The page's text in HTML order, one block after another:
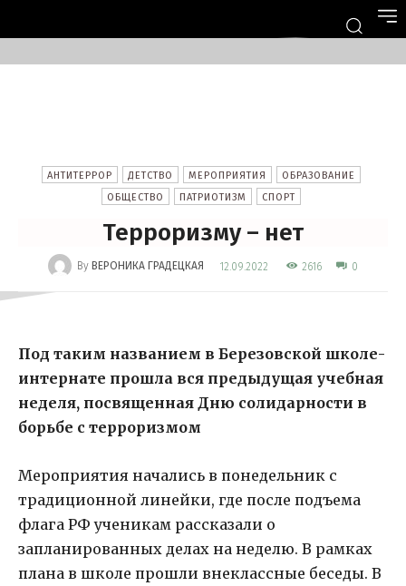
АНТИТЕРРОР ДЕТСТВО МЕРОПРИЯТИЯ
ОБРАЗОВАНИЕ
ОБЩЕСТВО
ПАТРИОТИЗМ СПОРТ
Терроризму – нет
By ВЕРОНИКА ГРАДЕЦКАЯ 12.09.2022 2616 0
Под таким названием в Березовской школе-
интернате прошла вся предыдущая учебная
неделя, посвященная Дню солидарности в
борьбе с терроризмом
Мероприятия начались в понедельник с
традиционной линейки, где после подъема
флага РФ ученикам рассказали о
запланированных делах на неделю. В рамках
плана в школе прошли внеклассные беседы. В